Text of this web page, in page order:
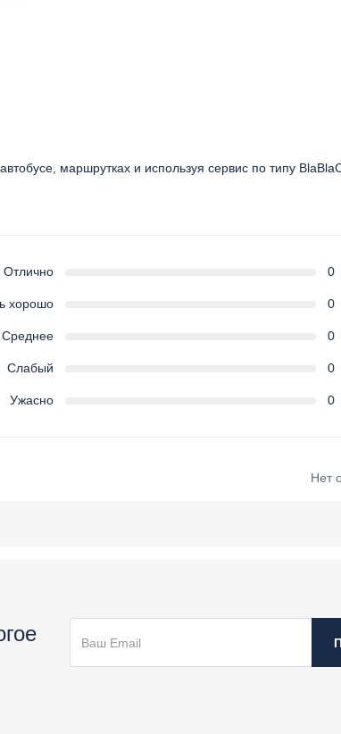
маршрутках и используя сервис по типу
Отлично 0
хорошо 0
Среднее 0
Слабый 0
Ужасно 0
Нет